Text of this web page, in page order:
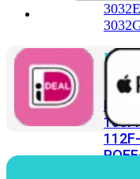
3032E
108F
112F-
POE